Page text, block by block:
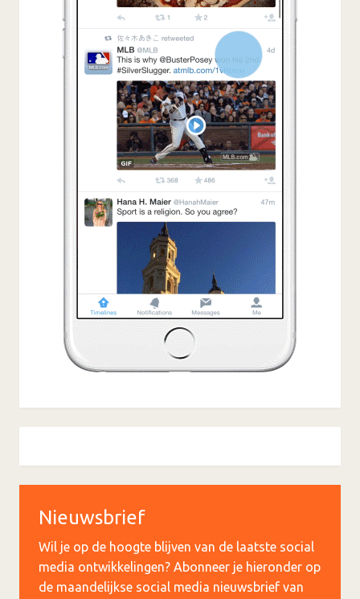
Nieuwsbrief
Wil je op de hoogte blijven van de laatste social
media ontwikkelingen? Abonneer je hieronder op
de maandelijkse social media nieuwsbrief van